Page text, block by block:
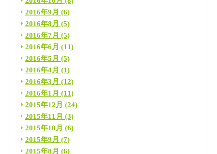
2016年9月 (6)
2016年8月 (5)
2016年7月 (5)
2016年6月 (11)
2016年5月 (5)
2016年4月 (1)
2016年3月 (12)
2016年1月 (11)
2015年12月 (24)
2015年11月 (3)
2015年10月 (6)
2015年9月 (7)
2015年8月 (6)